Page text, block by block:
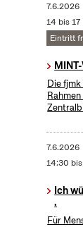
7.6.2026
14 bis 17
Eintritt
Die
7.6.2026
14:30
Ich
.
Für